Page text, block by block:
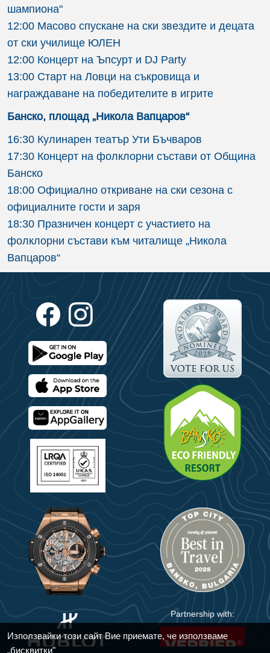
шампиона"
12:00 Масово спускане на ски звездите и децата
от ски училище ЮЛЕН
12:00 Концерт на Ъпсурт и DJ Party
13:00 Старт на Ловци на съкровища и
награждаване на победителите в игрите
Банско, площад „Никола Вапцаров“
16:30 Кулинарен театър Ути Бъчваров
17:30 Концерт на фолклорни състави от Община
Банско
18:00 Официално откриване на ски сезона с
официалните гости и заря
18:30 Празничен концерт с участието на
фолклорни състави към читалище „Никола
Вапцаров“
Partnership with:
Използвайки този сайт Вие приемате, че използваме
„бисквитки"